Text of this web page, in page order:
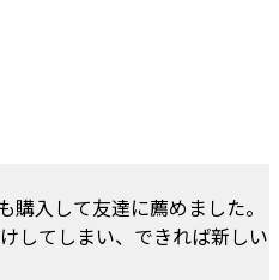
入して友達に薦めました。
してしまい、できれば新しい